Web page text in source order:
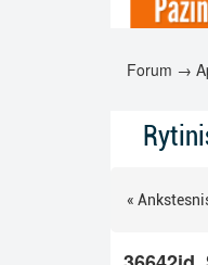
Forum →
«